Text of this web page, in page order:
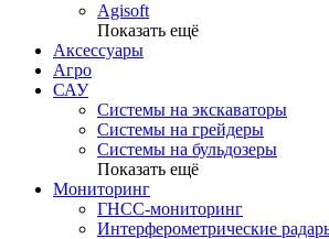
Agisoft
Показать ещё
Аксессуары
Агро
САУ
Системы на экскаваторы
Системы на грейдеры
Системы на бульдозеры
Показать ещё
Мониторинг
ГНСС-мониторинг
Интерферометрические